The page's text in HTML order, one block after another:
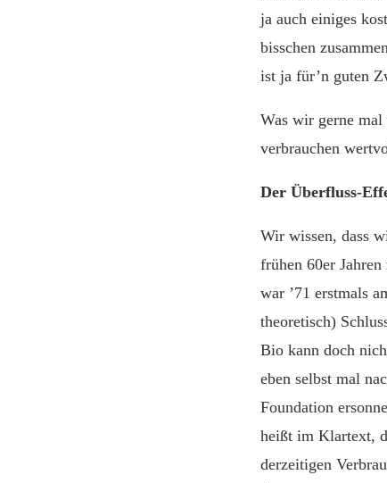
ja auch einiges
bisschen
ist ja für’n guten
Was wir gerne mal
verbrauchen
Der Überfluss-
Wir wissen, dass
frühen 60er
war ’71 erstmals
theoretisch)
Bio kann doch
eben selbst mal
Foundation
heißt im Klartext,
derzeitigen